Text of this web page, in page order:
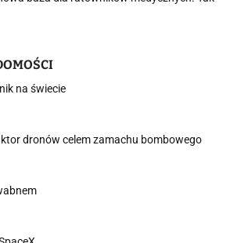
na świecie
dronów celem zamachu bombowego